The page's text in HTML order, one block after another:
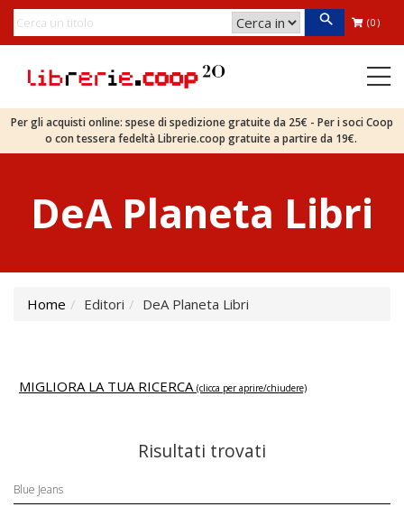
(0)
Per gli acquisti online: spese di spedizione gratuite da 25€ - Per i soci Coop
o con tessera fedeltà Librerie.coop gratuite a partire da 19€.
DeA Planeta Libri
Home Editori DeA Planeta Libri
MIGLIORA LA TUA RICERCA (clicca per aprire/chiudere)
Risultati trovati
Blue Jeans